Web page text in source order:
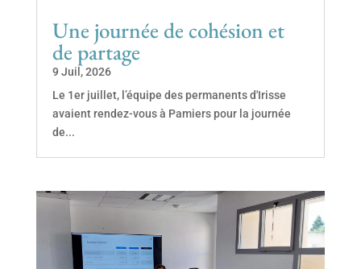
Une journée de cohésion et
de partage
9 Juil, 2026
Le 1er juillet, l’équipe des permanents d'Irisse
avaient rendez-vous à Pamiers pour la journée
de...